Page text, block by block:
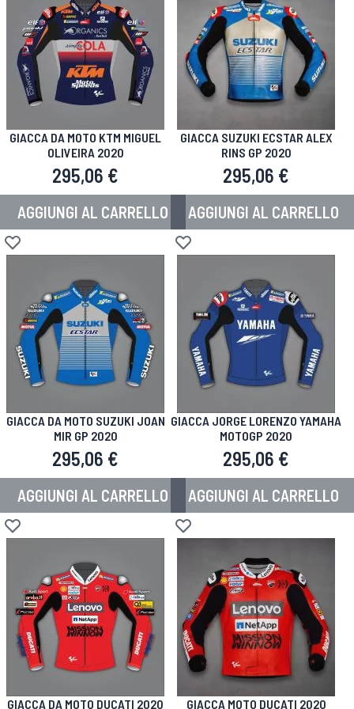
GIACCA DA MOTO KTM MIGUEL
OLIVEIRA 2020
295,06 €
AGGIUNGI AL CARRELLO
Aggiungi alla lista desideri
GIACCA SUZUKI ECSTAR ALEX
RINS GP 2020
295,06 €
AGGIUNGI AL CARRELLO
Aggiungi alla lista desideri
GIACCA DA MOTO SUZUKI JOAN
MIR GP 2020
295,06 €
AGGIUNGI AL CARRELLO
Aggiungi alla lista desideri
GIACCA JORGE LORENZO YAMAHA
MOTOGP 2020
295,06 €
AGGIUNGI AL CARRELLO
Aggiungi alla lista desideri
GIACCA DA MOTO DUCATI 2020 GIACCA MOTO DUCATI 2020